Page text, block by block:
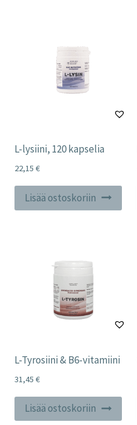
L-lysiini, 120 kapselia
22,15 €
Lisää ostoskoriin
L-Tyrosiini & B6-vitamiini
31,45 €
Lisää ostoskoriin